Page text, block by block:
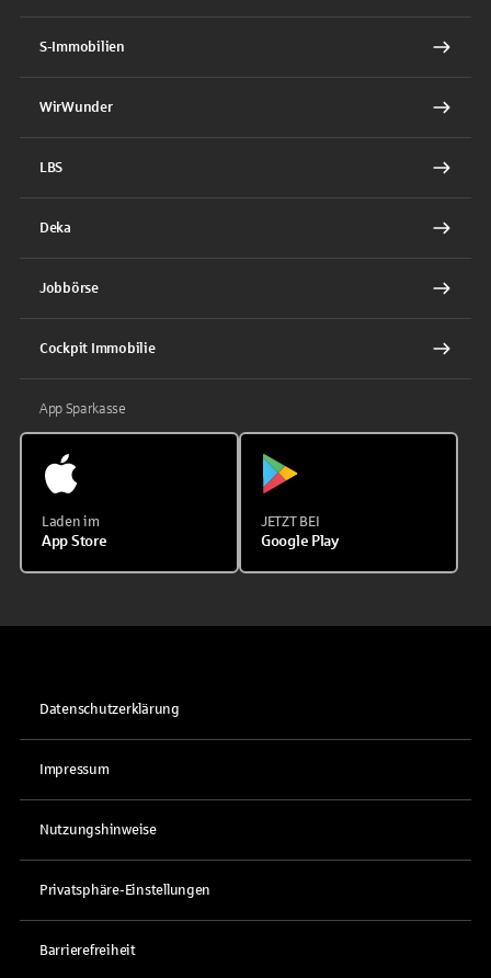
S-Immobilien
WirWunder
LBS
Deka
Jobbörse
Cockpit Immobilie
App Sparkasse
Laden im
App Store
JETZT BEI
Google Play
Datenschutzerklärung
Impressum
Nutzungshinweise
Privatsphäre-Einstellungen
Barrierefreiheit